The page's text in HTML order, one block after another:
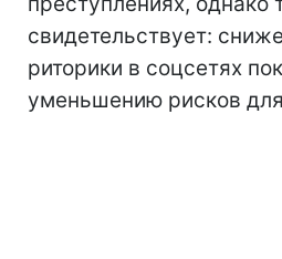
свидетельствует:
риторики в соцсетях
уменьшению рисков